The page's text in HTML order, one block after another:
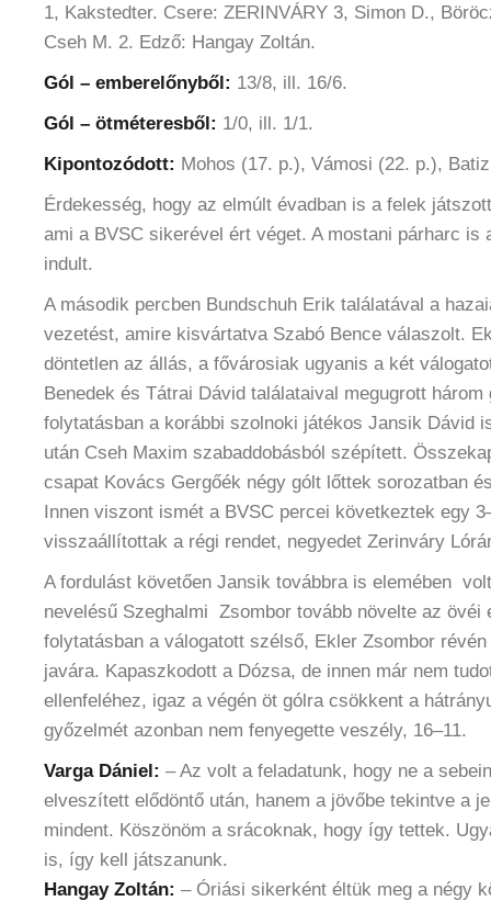
1, Kakstedter. Csere: ZERINVÁRY 3, Simon D.,
Cseh M. 2. Edző: Hangay Zoltán.
Gól – emberelőnyből: 13/8, ill. 16/6.
Gól – ötméteresből: 1/0, ill. 1/1.
Kipontozódott: Mohos (17. p.), Vámosi (22. p.),
Érdekesség, hogy az elmúlt évadban is a felek
ami a BVSC sikerével ért véget. A mostani párharc is
indult.
A második percben Bundschuh Erik találatával a
vezetést, amire kisvártatva Szabó Bence válaszolt.
döntetlen az állás, a fővárosiak ugyanis a két
Benedek és Tátrai Dávid találataival megugrott három
folytatásban a korábbi szolnoki játékos Jansik Dávid
után Cseh Maxim szabaddobásból szépített.
csapat Kovács Gergőék négy gólt lőttek sorozatban
Innen viszont ismét a BVSC percei következtek egy
visszaállítottak a régi rendet, negyedet Zerinváry
A fordulást követően Jansik továbbra is elemében
nevelésű Szeghalmi Zsombor tovább növelte az övéi
folytatásban a válogatott szélső, Ekler Zsombor
javára. Kapaszkodott a Dózsa, de innen már nem
ellenfeléhez, igaz a végén öt gólra csökkent a
győzelmét azonban nem fenyegette veszély, 16–11.
Varga Dániel: – Az volt a feladatunk, hogy ne a
elveszített elődöntő után, hanem a jövőbe tekintve a
mindent. Köszönöm a srácoknak, hogy így tettek.
is, így kell játszanunk.
Hangay Zoltán: – Óriási sikerként éltük meg a négy